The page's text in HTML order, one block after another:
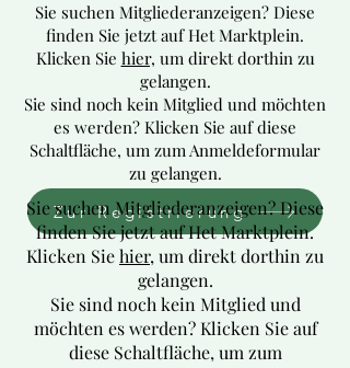
Sie suchen Mitgliederanzeigen? Diese
finden Sie jetzt auf Het Marktplein.
Klicken Sie hier, um direkt dorthin zu
gelangen.
Sie sind noch kein Mitglied und möchten
es werden? Klicken Sie auf diese
Schaltfläche, um zum Anmeldeformular
zu gelangen.
Zur Registrierung
Sie suchen Mitgliederanzeigen? Diese
finden Sie jetzt auf Het Marktplein.
Klicken Siehier, um direkt dorthin zu
gelangen.
Sie sind noch kein Mitglied und
möchten es werden? Klicken Sie auf
diese Schaltfläche, um zum